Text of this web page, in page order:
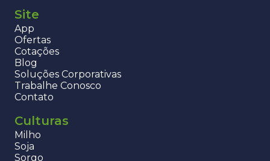
Site
App
Ofertas
Cotações
Blog
Soluções Corporativas
Trabalhe Conosco
Contato
Culturas
Milho
Soja
Sorgo